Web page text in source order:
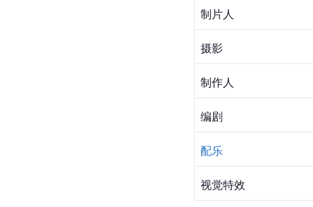
制片人
摄影
制作人
编剧
配乐
视觉特效